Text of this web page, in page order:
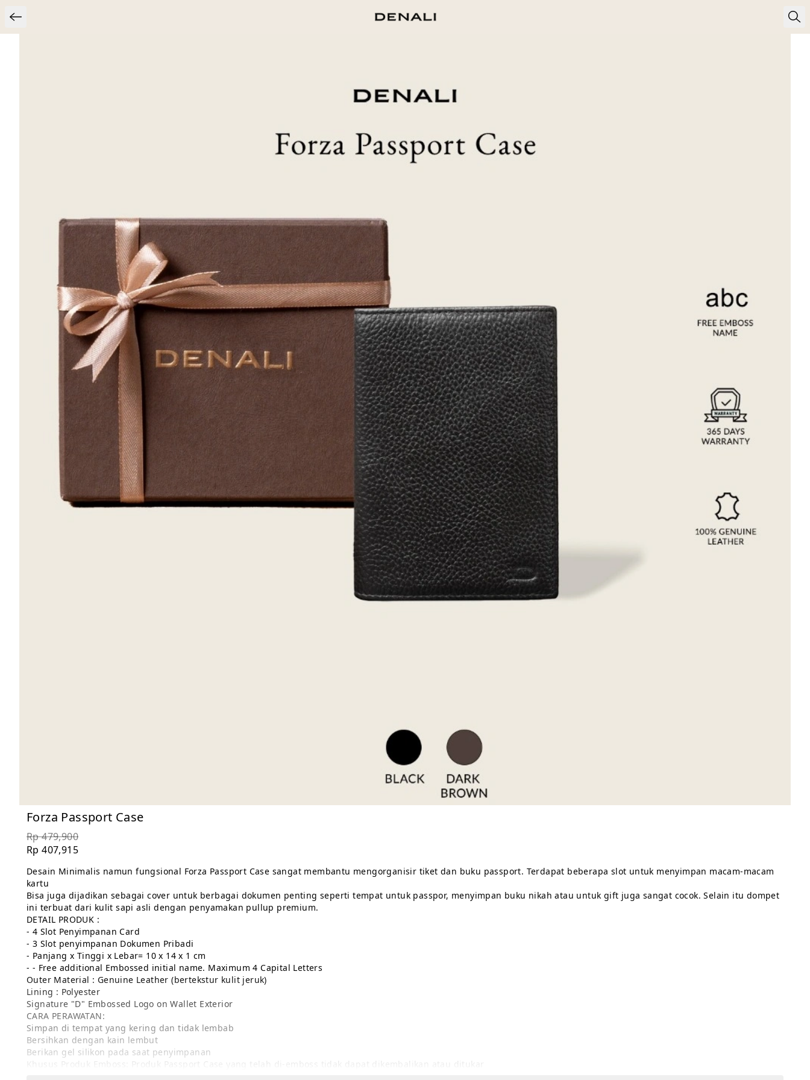
Forza Passport Case
Rp 479,900
Rp 407,915
Desain Minimalis namun fungsional Forza Passport Case sangat membantu mengorganisir tiket dan buku passport. Terdapat beberapa slot untuk menyimpan macam-macam
kartu
Bisa juga dijadikan sebagai cover untuk berbagai dokumen penting seperti tempat untuk passpor, menyimpan buku nikah atau untuk gift juga sangat cocok. Selain itu dompet
ini terbuat dari kulit sapi asli dengan penyamakan pullup premium.
DETAIL PRODUK :
- 4 Slot Penyimpanan Card
- 3 Slot penyimpanan Dokumen Pribadi
- Panjang x Tinggi x Lebar= 10 x 14 x 1 cm
- - Free additional Embossed initial name. Maximum 4 Capital Letters
Outer Material : Genuine Leather (bertekstur kulit jeruk)
Lining : Polyester
Signature "D" Embossed Logo on Wallet Exterior
CARA PERAWATAN:
Simpan di tempat yang kering dan tidak lembab
Bersihkan dengan kain lembut
Berikan gel silikon pada saat penyimpanan
Khusus Produk Emboss: Produk Passport Case yang telah di-emboss tidak dapat dikembalikan atau ditukar